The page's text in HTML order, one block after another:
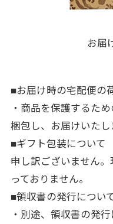
お届
■お届け時の宅配便の
・商品を保護するた
梱包し、お届けいたし
■ギフト包装について
申し訳ございません
っておりません。
■領収書の発行につい
・別途、領収書の発行